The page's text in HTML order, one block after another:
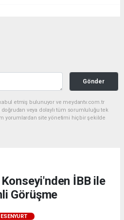
Gönder
etmiş bulunuyor ve meydantv.com.tr
doğrudan veya dolaylı tüm sorumluluğu tek
yorumlardan site yönetimi hiçbir şekilde
İBB ile
Görüşme
ESENYURT